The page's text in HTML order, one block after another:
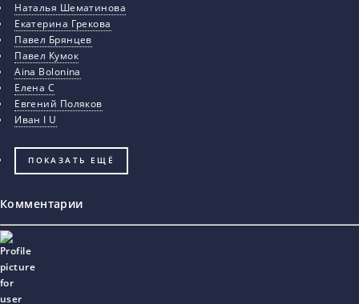
Наталья Шематинова
Екатерина Грекова
Павел Брянцев
Павел Кумок
Aina Bolonina
Елена С
Евгений Поляков
Иван I U
ПОКАЗАТЬ ЕЩЁ
Комментарии